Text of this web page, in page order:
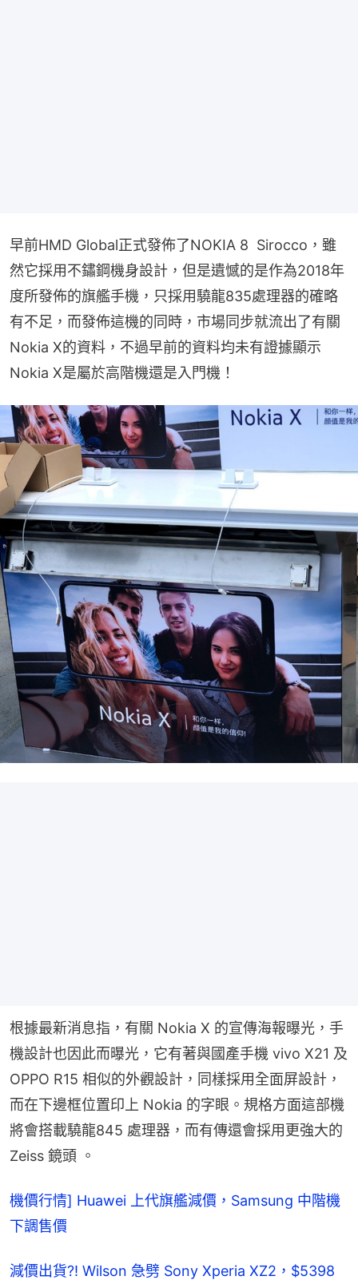
早前HMD Global正式發佈了NOKIA 8  Sirocco，雖
然它採用不鏽鋼機身設計，但是遺憾的是作為2018年
度所發佈的旗艦手機，只採用驍龍835處理器的確略
有不足，而發佈這機的同時，市場同步就流出了有關
Nokia X的資料，不過早前的資料均未有證據顯示
Nokia X是屬於高階機還是入門機！
根據最新消息指，有關 Nokia X 的宣傳海報曝光，手
機設計也因此而曝光，它有著與國產手機 vivo X21 及
OPPO R15 相似的外觀設計，同樣採用全面屏設計，
而在下邊框位置印上 Nokia 的字眼。規格方面這部機
將會搭載驍龍845 處理器，而有傳還會採用更強大的
Zeiss 鏡頭 。
機價行情] Huawei 上代旗艦減價，Samsung 中階機
下調售價
減價出貨?! Wilson 急劈 Sony Xperia XZ2，$5398